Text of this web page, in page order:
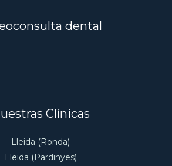
dental
Clínicas
Lleida (Ronda)
Lleida (Pardinyes)